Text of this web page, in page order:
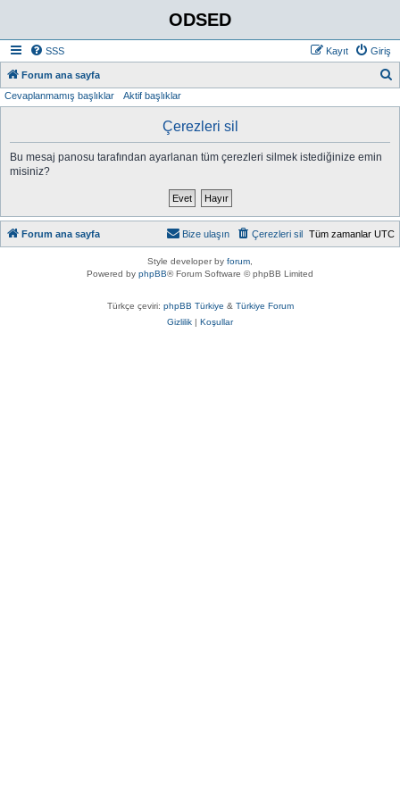
ODSED
SSS Giriş
Kayıt
Forum ana sayfa
Cevaplanmamış başlıklar Aktif başlıklar
Çerezleri sil
Bu mesaj panosu tarafından ayarlanan tüm çerezleri silmek istediğinize emin
misiniz?
Forum ana sayfa Tüm zamanlar UTC
Çerezleri sil
Bize ulaşın
Style developer by forum
Powered by phpBB® Forum Software © phpBB Limited
Türkçe çeviri: phpBB Türkiye & Türkiye Forum
Gizlilik | Koşullar